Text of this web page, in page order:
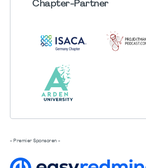
Chapter-Partner
- Premier Sponsoren -